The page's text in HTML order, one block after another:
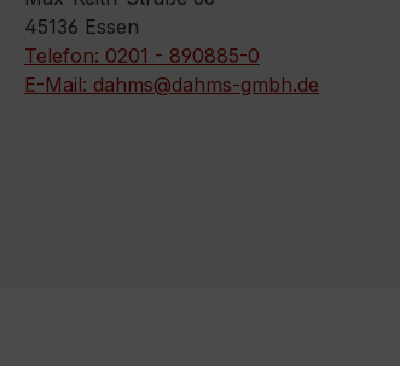
45136 Essen
Telefon: 0201 - 890885-0
E-Mail: dahms@dahms-gmbh.de